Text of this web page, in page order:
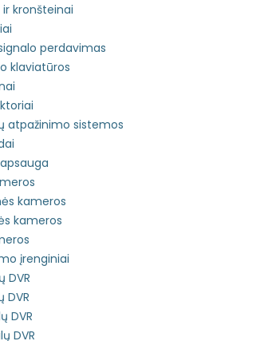
ir kronšteinai
perdavimas
klaviatūros
atpažinimo sistemos
kameros
kameros
įrenginiai
DVR
DVR
DVR
DVR